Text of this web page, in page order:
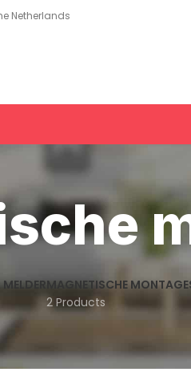
Netherlands
MELDERMAGNETISCHE
2 Products